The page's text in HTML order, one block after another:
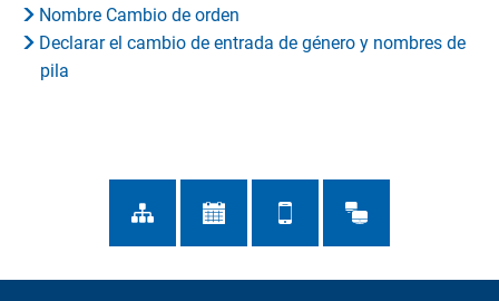
Nombre Cambio de orden
Declarar el cambio de entrada de género y nombres de
pila